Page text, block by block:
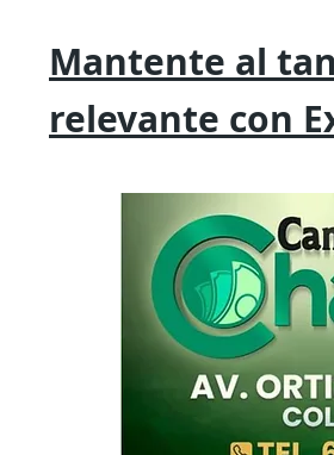
Mantente al
relevante con